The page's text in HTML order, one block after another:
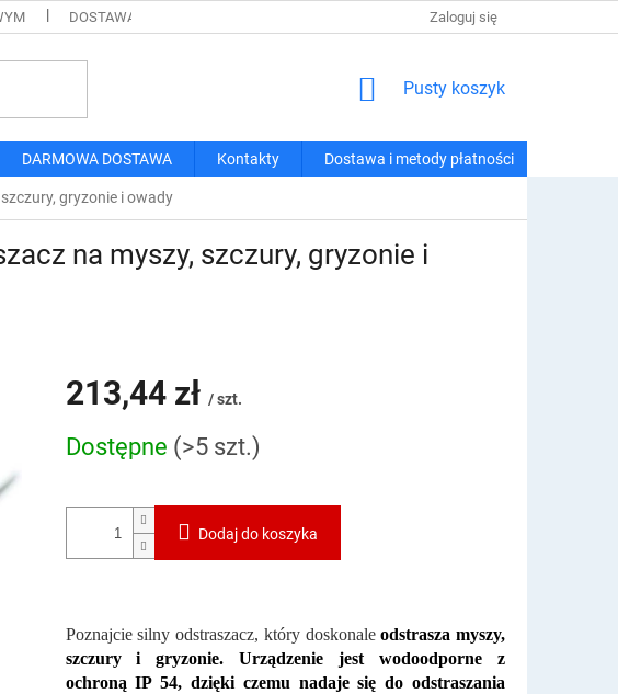
DOSTAWA I METODY PŁATNOŚCI REGULAMIN ZAKUPÓW
Zaloguj się
KOSZYK
Pusty koszyk
DARMOWA DOSTAWA Kontakty Dostawa i metody płatności
gryzonie i owady
na myszy, szczury, gryzonie i
213,44 zł / szt.
jednostkowa:
Dostępne (>5 szt.)
Dodaj do koszyka
Poznajcie silny odstraszacz, który doskonaleodstrasza myszy,
szczury i gryzonie. Urządzenie jest wodoodporne z
ochroną IP 54, dzięki czemu nadaje się do odstraszania